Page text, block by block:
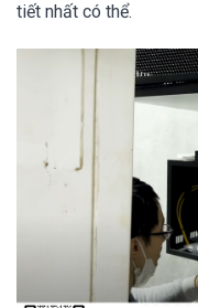
tiết nhất có thể.